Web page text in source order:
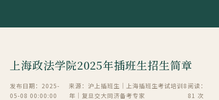
上海政法学院2025年插班生招生简章
发布日期：2025-
05-08 00:00:00
来源：沪上插班生｜上海插班生考试培训8
年｜复旦交大同济备考专家
阅读：
81 次